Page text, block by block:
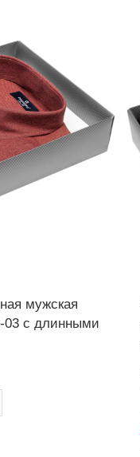
мужская
03 с длинными